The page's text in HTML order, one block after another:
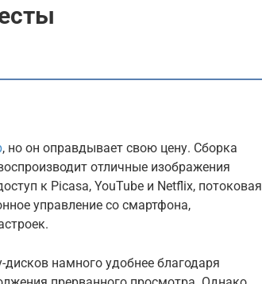
, но он оправдывает свою цену. Сборка
отличные изображения
к Picasa, YouTube и Netflix, потоковая
управление со смартфона,
намного удобнее благодаря